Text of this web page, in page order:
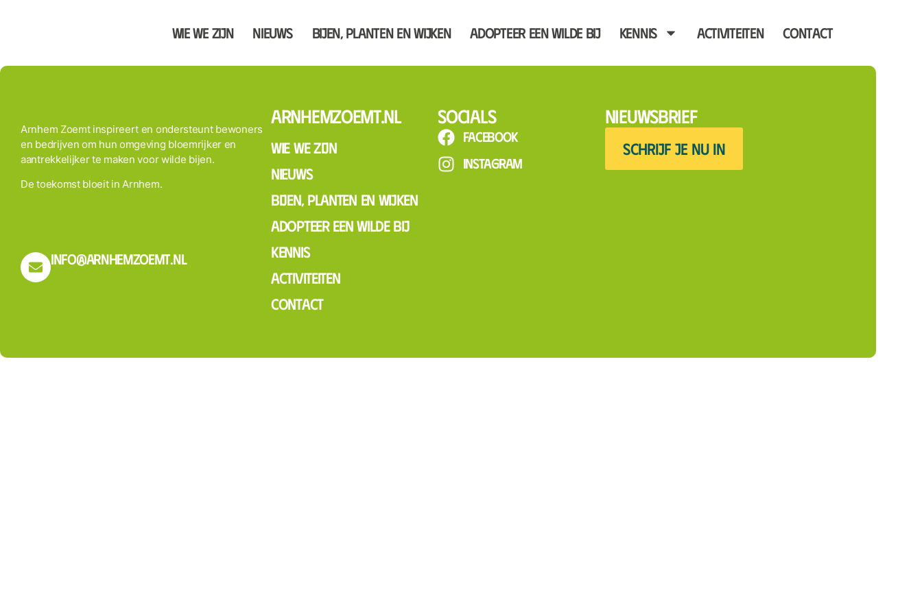
Wie we zijn Nieuws Bijen, planten en wijken Adopteer een wilde bij Kennis Activiteiten Contact
Arnhem Zoemt inspireert en ondersteunt bewoners
en bedrijven om hun omgeving bloemrijker en
aantrekkelijker te maken voor wilde bijen.
De toekomst bloeit in Arnhem.
info@arnhemzoemt.nl
Arnhemzoemt.nl
Wie we zijn
Nieuws
Bijen, planten en wijken
Adopteer een wilde bij
Kennis
Activiteiten
Contact
Socials
Facebook
Instagram
Nieuwsbrief
SCHRIJF JE NU IN